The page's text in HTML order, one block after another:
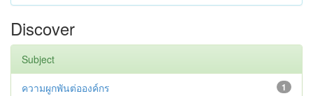
Discover
Subject
1
ความผูกพันต่อองค์กร